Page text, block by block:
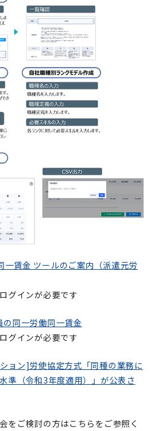
一賃金 ツールのご案内（派遣元労
グインが必要です
同一労働同一賃金
グインが必要です
ョン]労使協定方式「同種の業務に
準（令和3年度適用）」が公表さ
をご検討の方はこちらをご参照く